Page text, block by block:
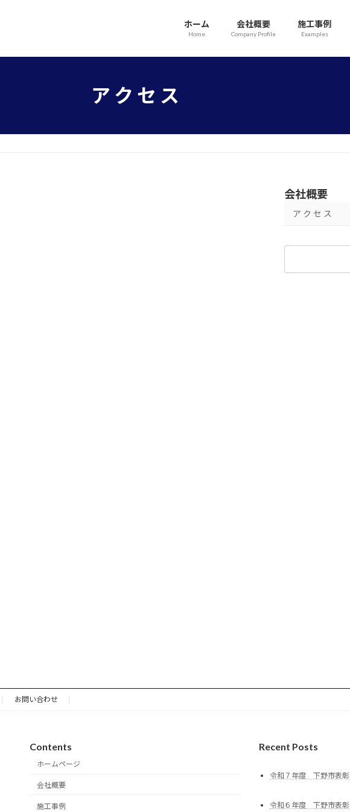
ホーム
Home
会社概要
Company Profile
施工事例
Examples
ア ク セ ス
会社概要
ア ク セ ス
お問い合わせ
Contents
ホームページ
会社概要
施工事例
Recent Posts
令和７年度 下野市表彰
令和６年度 下野市表彰